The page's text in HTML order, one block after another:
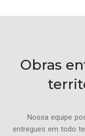
Obras
Nossa equipe
entregues em todo